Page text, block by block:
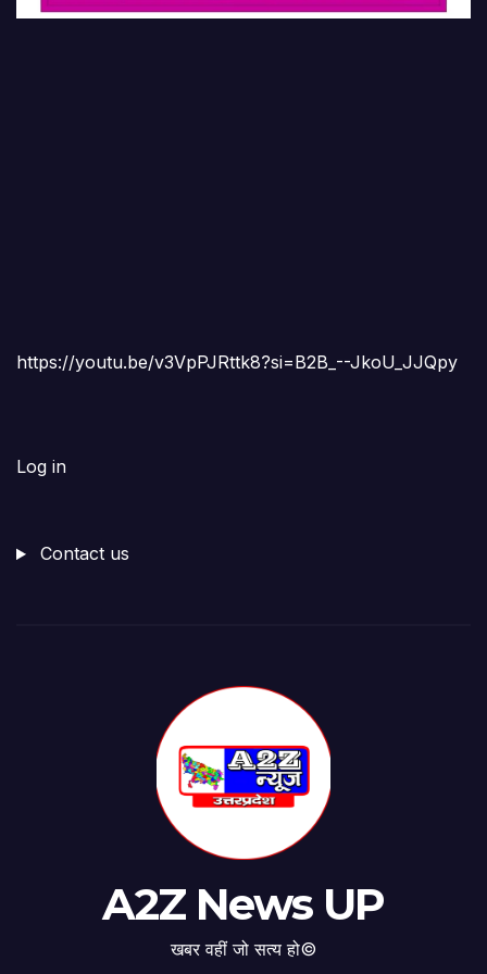
https://youtu.be/v3VpPJRttk8?si=B2B_--JkoU_JJQpy
Log in
Contact us
A2Z News UP
खबर वहीं जो सत्य हो©